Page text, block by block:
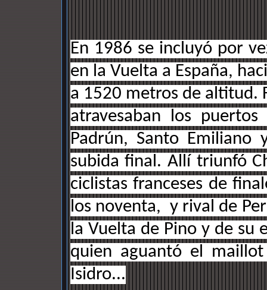
En 1986 se incluyó por
en la Vuelta a España,
a 1520 metros de altitud.
atravesaban los
Padrún, Santo
subida final. Allí triunfó
ciclistas franceses de
los noventa, y rival de
la Vuelta de Pino y de su
quien aguantó el
Isidro...